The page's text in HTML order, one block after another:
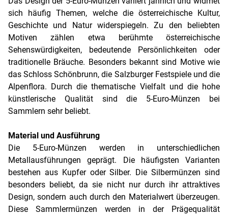
sich häufig Themen, welche die österreichische Kultur,
Geschichte und Natur widerspiegeln. Zu den beliebten
Motiven zählen etwa berühmte österreichische
Sehenswürdigkeiten, bedeutende Persönlichkeiten oder
traditionelle Bräuche. Besonders bekannt sind Motive wie
das Schloss Schönbrunn, die Salzburger Festspiele und die
Alpenflora. Durch die thematische Vielfalt und die hohe
künstlerische Qualität sind die 5-Euro-Münzen bei
Sammlern sehr beliebt.
Material und Ausführung
Die 5-Euro-Münzen werden in unterschiedlichen
Metallausführungen geprägt. Die häufigsten Varianten
bestehen aus Kupfer oder Silber. Die Silbermünzen sind
besonders beliebt, da sie nicht nur durch ihr attraktives
Design, sondern auch durch den Materialwert überzeugen.
Diese Sammlermünzen werden in der Prägequalität